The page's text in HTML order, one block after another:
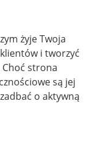
żyje Twoja
i tworzyć
Choć strona
są jej
o aktywną